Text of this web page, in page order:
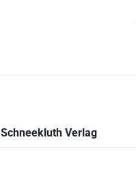
Schneekluth Verlag